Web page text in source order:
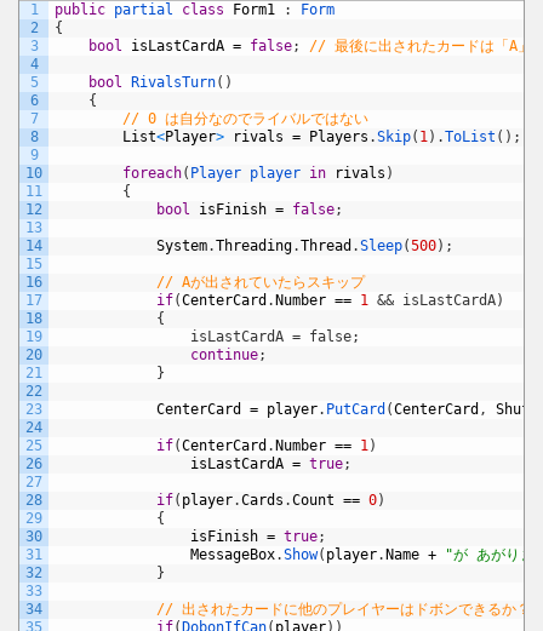
1
2
3
4
5
6
7
8
9
10
11
12
13
14
15
16
17
18
19
20
21
22
23
24
25
26
27
28
29
30
31
32
33
34
public partial class Form1 :
Form
{
bool
isLastCardA = false; // 最後に出されたカードは「A」
bool RivalsTurn( )
{
// 0 は自分なのでライバルではない
List<Player> rivals = Players .Skip( 1) .ToList ( ) ;
foreach( Player player in rivals )
{
bool
isFinish = false;
System.Threading.Thread .Sleep(500) ;
// Aが出されていたらスキップ
if(CenterCard . Number == 1 && isLastCardA)
{
isLastCardA = false;
continue;
}
CenterCard = player. PutCard (CenterCard ,
if(CenterCard . Number == 1)
isLastCardA = true;
if( player.Cards .Count == 0)
{
isFinish = true;
MessageBox.Show( player. Name +
"が あがりま
}
// 出されたカードに他のプレイヤーはドボンできるか？